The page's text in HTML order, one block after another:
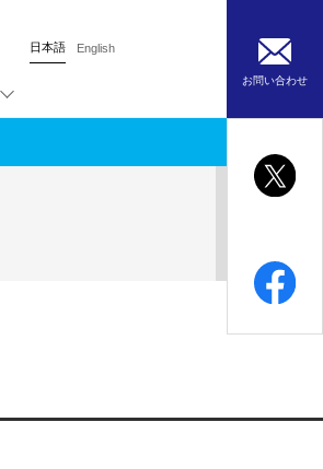
日本語 English
お問い合わせ